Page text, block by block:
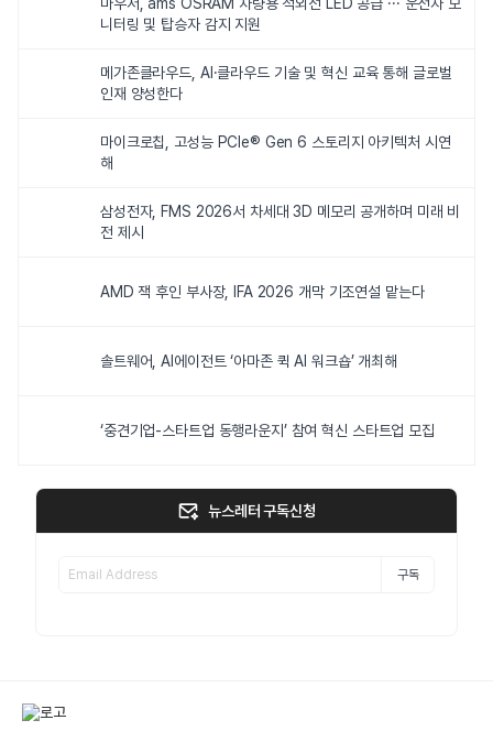
마우저, ams OSRAM 차량용 적외선 LED 공급 ··· 운전자 모
니터링 및 탑승자 감지 지원
메가존클라우드, AI·클라우드 기술 및 혁신 교육 통해 글로벌
인재 양성한다
마이크로칩, 고성능 PCIe® Gen 6 스토리지 아키텍처 시연
해
삼성전자, FMS 2026서 차세대 3D 메모리 공개하며 미래 비
전 제시
AMD 잭 후인 부사장, IFA 2026 개막 기조연설 맡는다
솔트웨어, AI에이전트 ‘아마존 퀵 AI 워크숍’ 개최해
‘중견기업-스타트업 동행라운지’ 참여 혁신 스타트업 모집
뉴스레터 구독신청
구독